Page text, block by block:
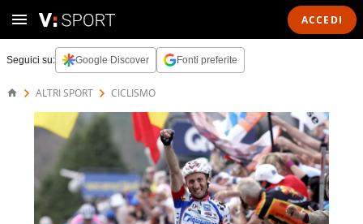
ACCEDI
Seguici su: Google Discover Fonti preferite
ALTRI SPORT CICLISMO